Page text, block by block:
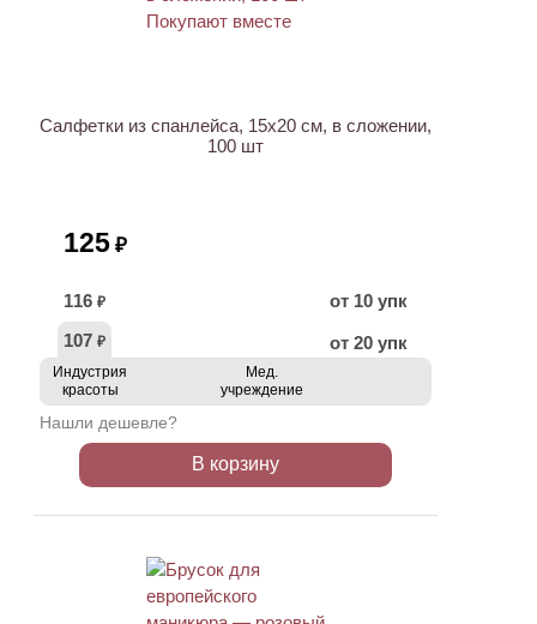
Салфетки из спанлейса, 15х20 см, в сложении,
100 шт
125 ₽
116 ₽
от 10 упк
107 ₽ от 20 упк
Индустрия
красоты
Мед.
учреждение
Нашли дешевле?
В корзину